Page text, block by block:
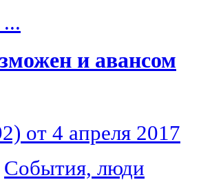
и авансом
от 4 апреля 2017
События, люди